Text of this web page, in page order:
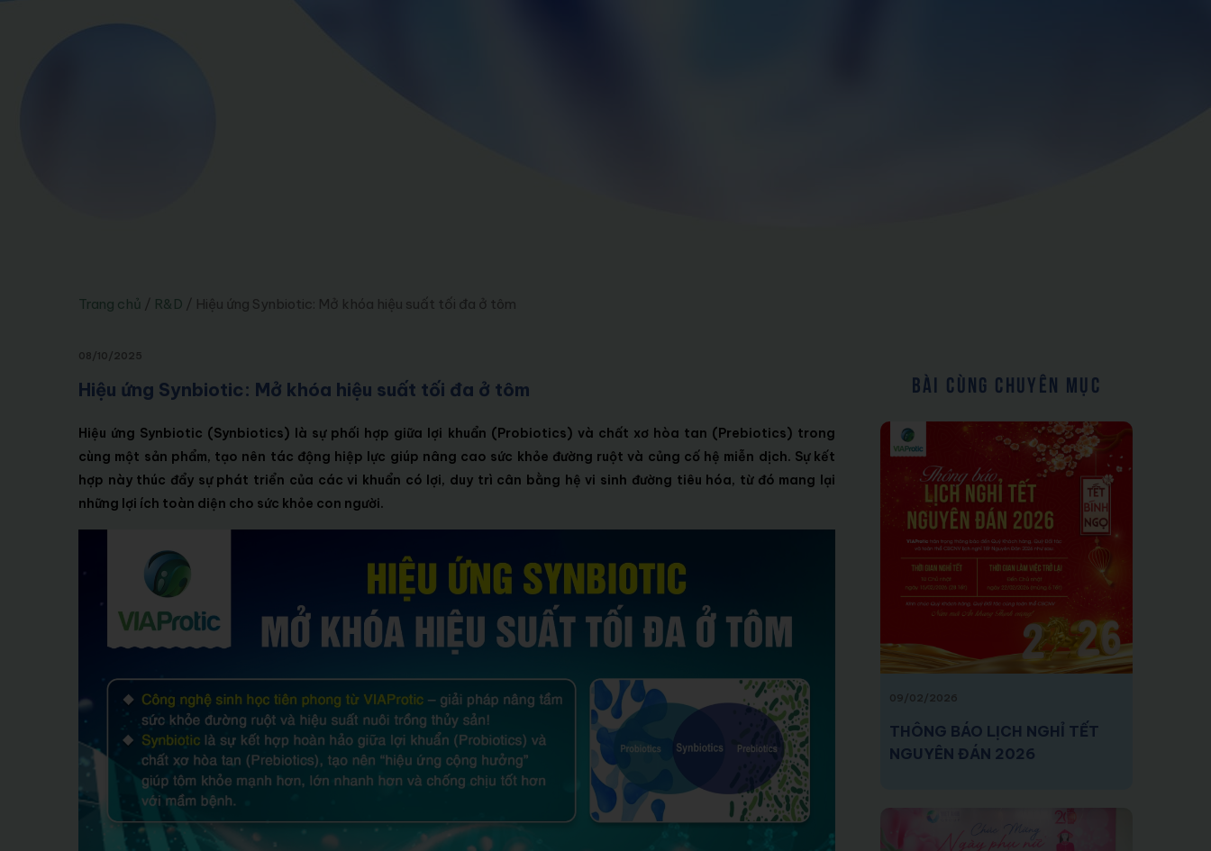
Trang chủ / R&D / Hiệu ứng Synbiotic: Mở khóa hiệu suất tối đa ở tôm
08/10/2025
Hiệu ứng Synbiotic: Mở khóa hiệu suất tối đa ở tôm
Hiệu ứng Synbiotic (Synbiotics) là sự phối hợp giữa lợi khuẩn (Probiotics) và chất xơ hòa tan (Prebiotics) trong
cùng một sản phẩm, tạo nên tác động hiệp lực giúp nâng cao sức khỏe đường ruột và củng cố hệ miễn dịch. Sự kết
hợp này thúc đẩy sự phát triển của các vi khuẩn có lợi, duy trì cân bằng hệ vi sinh đường tiêu hóa, từ đó mang lại
những lợi ích toàn diện cho sức khỏe con người.
BÀI CÙNG CHUYÊN MỤC
09/02/2026
THÔNG BÁO LỊCH NGHỈ TẾT
NGUYÊN ĐÁN 2026